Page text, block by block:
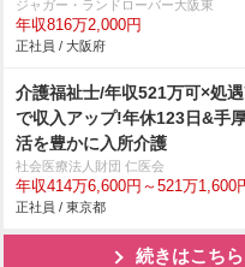
ジャガー・ランドローバー大阪東
年収816万2,000円
正社員 / 大阪府
介護福祉士/年収521万可×処
で収入アップ!年休123日&手
活を豊かに入所介護
社会医療法人財団 仁医会
年収414万6,600円～521万1,600
正社員 / 東京都
続きはこちら